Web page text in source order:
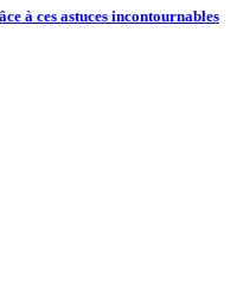
à ces astuces incontournables